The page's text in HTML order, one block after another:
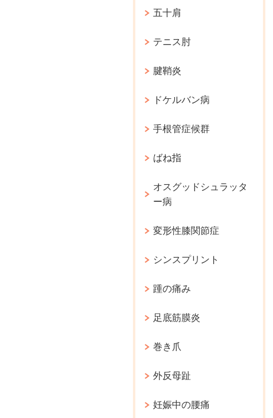
五十肩
テニス肘
腱鞘炎
ドケルバン病
手根管症候群
ばね指
オスグッドシュラッタ
ー病
変形性膝関節症
シンスプリント
踵の痛み
足底筋膜炎
巻き爪
外反母趾
妊娠中の腰痛